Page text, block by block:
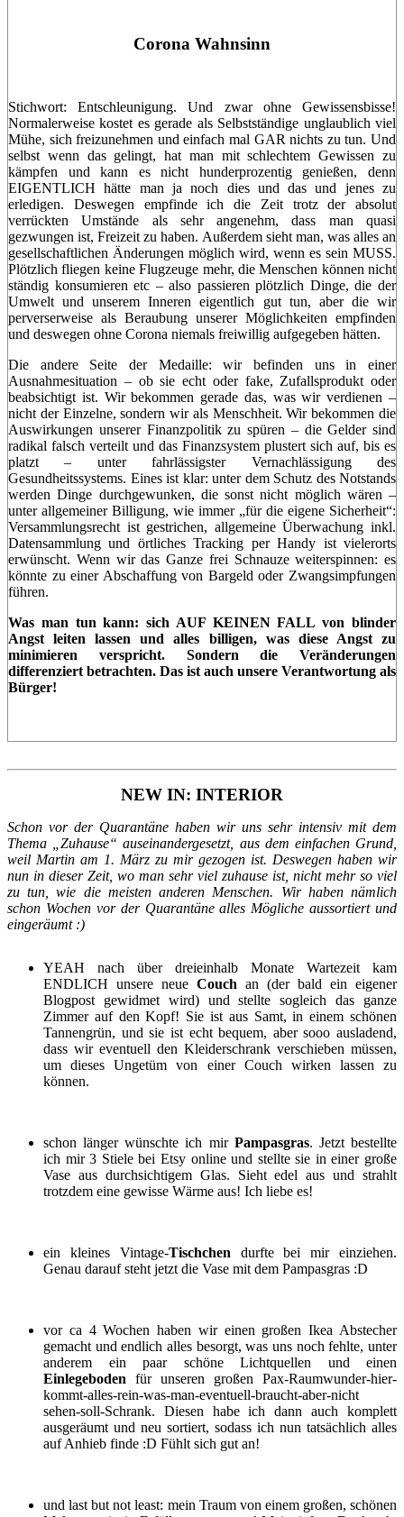
Corona Wahnsinn
Stichwort: Entschleunigung. Und zwar ohne Gewissensbisse!
Normalerweise kostet es gerade als Selbstständige unglaublich viel
Mühe, sich freizunehmen und einfach mal GAR nichts zu tun. Und
selbst wenn das gelingt, hat man mit schlechtem Gewissen zu
kämpfen und kann es nicht hunderprozentig genießen, denn
EIGENTLICH hätte man ja noch dies und das und jenes zu
erledigen. Deswegen empfinde ich die Zeit trotz der absolut
verrückten Umstände als sehr angenehm, dass man quasi
gezwungen ist, Freizeit zu haben. Außerdem sieht man, was alles an
gesellschaftlichen Änderungen möglich wird, wenn es sein MUSS.
Plötzlich fliegen keine Flugzeuge mehr, die Menschen können nicht
ständig konsumieren etc – also passieren plötzlich Dinge, die der
Umwelt und unserem Inneren eigentlich gut tun, aber die wir
perverserweise als Beraubung unserer Möglichkeiten empfinden
und deswegen ohne Corona niemals freiwillig aufgegeben hätten.
Die andere Seite der Medaille: wir befinden uns in einer
Ausnahmesituation – ob sie echt oder fake, Zufallsprodukt oder
beabsichtigt ist. Wir bekommen gerade das, was wir verdienen –
nicht der Einzelne, sondern wir als Menschheit. Wir bekommen die
Auswirkungen unserer Finanzpolitik zu spüren – die Gelder sind
radikal falsch verteilt und das Finanzsystem plustert sich auf, bis es
platzt – unter fahrlässigster Vernachlässigung des
Gesundheitssystems. Eines ist klar: unter dem Schutz des Notstands
werden Dinge durchgewunken, die sonst nicht möglich wären –
unter allgemeiner Billigung, wie immer „für die eigene Sicherheit“:
Versammlungsrecht ist gestrichen, allgemeine Überwachung inkl.
Datensammlung und örtliches Tracking per Handy ist vielerorts
erwünscht. Wenn wir das Ganze frei Schnauze weiterspinnen: es
könnte zu einer Abschaffung von Bargeld oder Zwangsimpfungen
führen.
Was man tun kann: sich AUF KEINEN FALL von blinder
Angst leiten lassen und alles billigen, was diese Angst zu
minimieren verspricht. Sondern die Veränderungen
differenziert betrachten. Das ist auch unsere Verantwortung als
Bürger!
NEW IN: INTERIOR
Schon vor der Quarantäne haben wir uns sehr intensiv mit dem
Thema „Zuhause“ auseinandergesetzt, aus dem einfachen Grund,
weil Martin am 1. März zu mir gezogen ist. Deswegen haben wir
nun in dieser Zeit, wo man sehr viel zuhause ist, nicht mehr so viel
zu tun, wie die meisten anderen Menschen. Wir haben nämlich
schon Wochen vor der Quarantäne alles Mögliche aussortiert und
eingeräumt :)
YEAH nach über dreieinhalb Monate Wartezeit kam
ENDLICH unsere neue Couch an (der bald ein eigener
Blogpost gewidmet wird) und stellte sogleich das ganze
Zimmer auf den Kopf! Sie ist aus Samt, in einem schönen
Tannengrün, und sie ist echt bequem, aber sooo ausladend,
dass wir eventuell den Kleiderschrank verschieben müssen,
um dieses Ungetüm von einer Couch wirken lassen zu
können.
schon länger wünschte ich mir Pampasgras. Jetzt bestellte
ich mir 3 Stiele bei Etsy online und stellte sie in einer große
Vase aus durchsichtigem Glas. Sieht edel aus und strahlt
trotzdem eine gewisse Wärme aus! Ich liebe es!
ein kleines Vintage-Tischchen durfte bei mir einziehen.
Genau darauf steht jetzt die Vase mit dem Pampasgras :D
vor ca 4 Wochen haben wir einen großen Ikea Abstecher
gemacht und endlich alles besorgt, was uns noch fehlte, unter
anderem ein paar schöne Lichtquellen und einen
Einlegeboden für unseren großen Pax-Raumwunder-hier-
kommt-alles-rein-was-man-eventuell-braucht-aber-nicht
sehen-soll-Schrank. Diesen habe ich dann auch komplett
ausgeräumt und neu sortiert, sodass ich nun tatsächlich alles
auf Anhieb finde :D Fühlt sich gut an!
und last but not least: mein Traum von einem großen, schönen